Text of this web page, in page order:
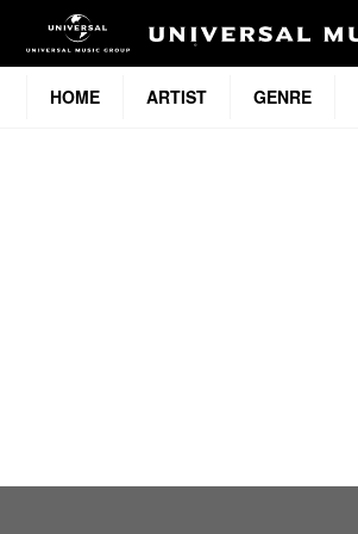
HOME ARTIST GENRE